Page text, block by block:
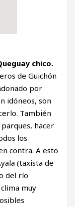
chico.
de Guichón
por
idóneos, son
También
hacer
los
contra. A esto
(taxista de
del río
muy